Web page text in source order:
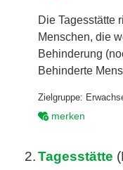
Die Tagesstätte
Menschen, die
Behinderung
Behinderte
Zielgruppe:
merken
2. Tagesstätte